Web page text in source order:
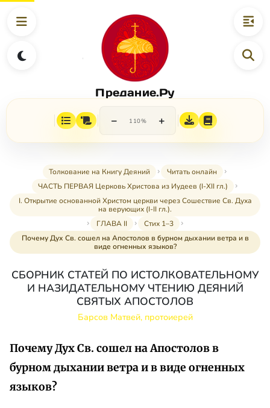
Предание.Ру
− 110% +
Толкование на Книгу Деяний
Читать онлайн
ЧАСТЬ ПЕРВАЯ Церковь Христова из Иудеев (I-XII гл.)
I. Открытие основанной Христом церкви через Сошествие Св. Духа
на верующих (I-II гл.).
ГЛАВА II
Стих 1–3
Почему Дух Св. сошел на Апостолов в бурном дыхании ветра и в
виде огненных языков?
СБОРНИК СТАТЕЙ ПО ИСТОЛКОВАТЕЛЬНОМУ
И НАЗИДАТЕЛЬНОМУ ЧТЕНИЮ ДЕЯНИЙ
СВЯТЫХ АПОСТОЛОВ
Барсов Матвей, протоиерей
Почему Дух Св. сошел на Апостолов в
бурном дыхании ветра и в виде огненных
языков?